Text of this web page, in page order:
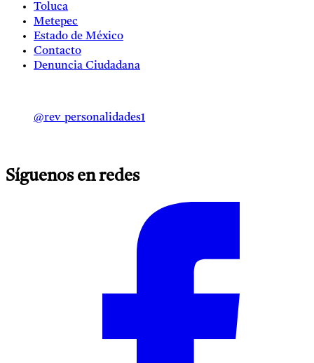
Toluca
Metepec
Estado de México
Contacto
Denuncia Ciudadana
@rev_personalidades1
Síguenos en redes